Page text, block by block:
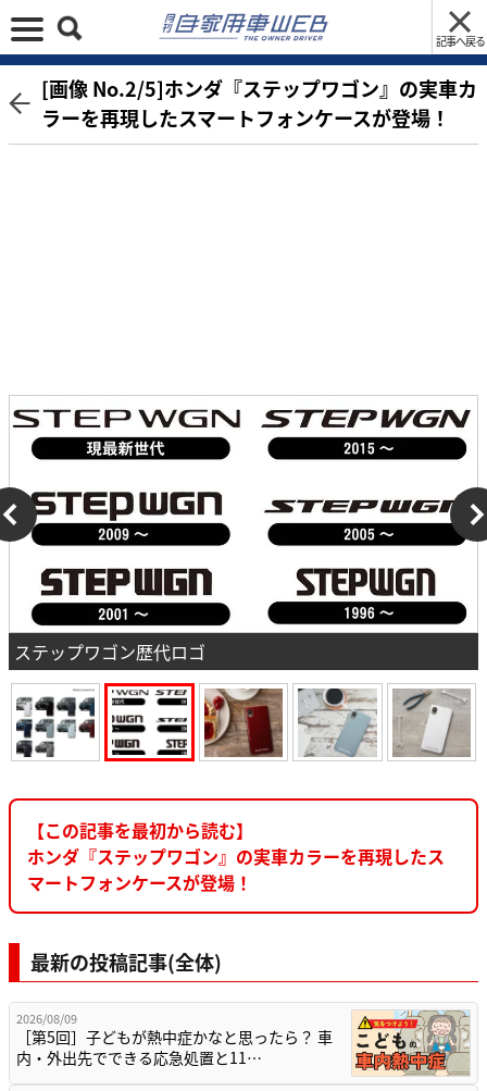
記事へ戻る
[画像 No.2/5]ホンダ『ステップワゴン』の実車カ
ラーを再現したスマートフォンケースが登場！
ステップワゴン歴代ロゴ
【この記事を最初から読む】
ホンダ『ステップワゴン』の実車カラーを再現したス
マートフォンケースが登場！
最新の投稿記事(全体)
2026/08/09
［第5回］子どもが熱中症かなと思ったら？ 車
内・外出先でできる応急処置と11…